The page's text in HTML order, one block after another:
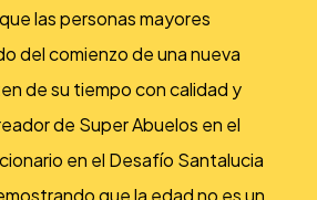
las personas mayores
del comienzo de una nueva
de su tiempo con calidad y
de Super Abuelos en el
en el Desafío Santalucia
que la edad no es un